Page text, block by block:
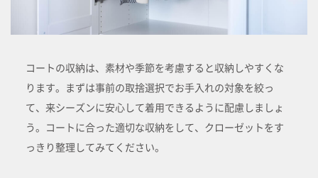
コートの収納は、素材や季節を考慮すると収納しやすくな
ります。まずは事前の取捨選択でお手入れの対象を絞っ
て、来シーズンに安心して着用できるように配慮しましょ
う。コートに合った適切な収納をして、クローゼットをす
っきり整理してみてください。